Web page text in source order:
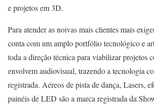
e projetos em 3D.
Para atender as noivas mais clientes mais
conta com um amplo portfólio tecnológico e
toda a direção técnica para viabilizar projetos
envolvem audiovisual, trazendo a tecnologia
registrada. Aéreos de pista de dança, Lasers,
painéis de LED são a marca registrada da